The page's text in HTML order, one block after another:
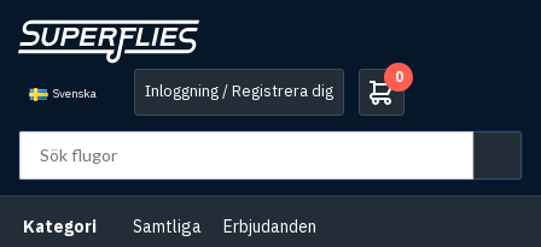
Svenska Inloggning / Registrera dig
0
Kategori Samtliga Erbjudanden